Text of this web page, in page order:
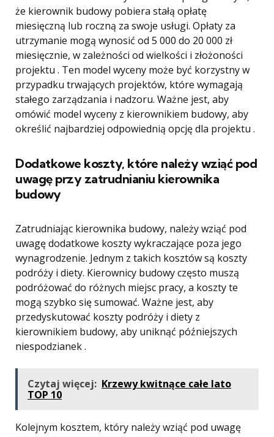
że kierownik budowy pobiera stałą opłatę
miesięczną lub roczną za swoje usługi. Opłaty za
utrzymanie mogą wynosić od 5 000 do 20 000 zł
miesięcznie, w zależności od wielkości i złożoności
projektu . Ten model wyceny może być korzystny w
przypadku trwających projektów, które wymagają
stałego zarządzania i nadzoru. Ważne jest, aby
omówić model wyceny z kierownikiem budowy, aby
określić najbardziej odpowiednią opcję dla projektu .
Dodatkowe koszty, które należy wziąć pod
uwagę przy zatrudnianiu kierownika
budowy
Zatrudniając kierownika budowy, należy wziąć pod
uwagę dodatkowe koszty wykraczające poza jego
wynagrodzenie. Jednym z takich kosztów są koszty
podróży i diety. Kierownicy budowy często muszą
podróżować do różnych miejsc pracy, a koszty te
mogą szybko się sumować. Ważne jest, aby
przedyskutować koszty podróży i diety z
kierownikiem budowy, aby uniknąć późniejszych
niespodzianek .
Czytaj więcej: Krzewy kwitnące całe lato
TOP 10
Kolejnym kosztem, który należy wziąć pod uwagę